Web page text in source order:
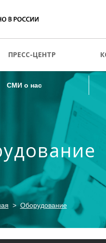
ПРЕСС-ЦЕНТР
СМИ о нас
СМИ о нас
Оборудование